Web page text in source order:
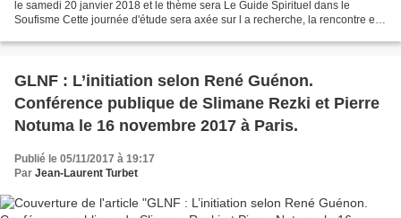
le samedi 20 janvier 2018 et le thème sera Le Guide Spirituel dans le
Soufisme Cette journée d'étude sera axée sur l a recherche, la rencontre et
GLNF : L’initiation selon René Guénon.
Conférence publique de Slimane Rezki et Pierre
Notuma le 16 novembre 2017 à Paris.
Publié le 05/11/2017 à 19:17
Par Jean-Laurent Turbet